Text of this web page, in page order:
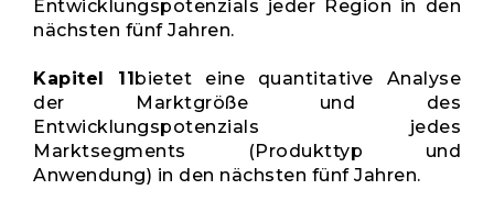
Entwicklungspotenzials jeder Region in den
nächsten fünf Jahren.
Kapitel 11bietet eine quantitative Analyse
der Marktgröße und des
Entwicklungspotenzials jedes
Marktsegments (Produkttyp und
Anwendung) in den nächsten fünf Jahren.